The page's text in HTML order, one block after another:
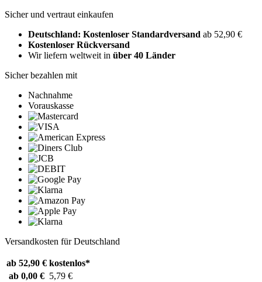
Sicher und vertraut einkaufen
Deutschland: Kostenloser Standardversand ab 52,90 €
Kostenloser Rückversand
Wir liefern weltweit in über 40 Länder
Sicher bezahlen mit
Nachnahme
Vorauskasse
Versandkosten für Deutschland
ab 52,90 € kostenlos*
ab 0,00 € 5,79 €